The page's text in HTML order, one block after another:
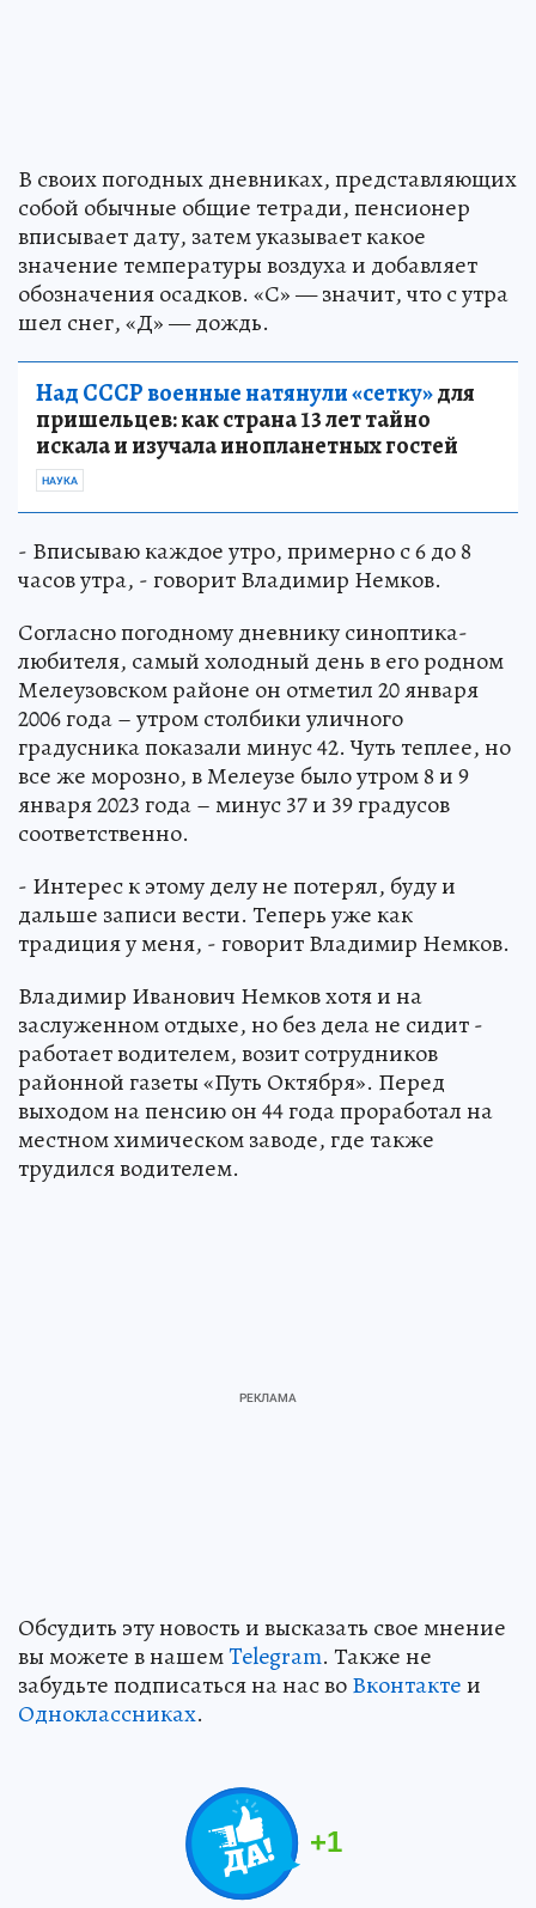
В своих погодных дневниках, представляющих
собой обычные общие тетради, пенсионер
вписывает дату, затем указывает какое
значение температуры воздуха и добавляет
обозначения осадков. «С» — значит, что с утра
шел снег, «Д» — дождь.
Над СССР военные натянули «сетку»для
пришельцев: как страна 13 лет тайно
искала и изучала инопланетных гостей
НАУКА
- Вписываю каждое утро, примерно с 6 до 8
часов утра, - говорит Владимир Немков.
Согласно погодному дневнику синоптика-
любителя, самый холодный день в его родном
Мелеузовском районе он отметил 20 января
2006 года – утром столбики уличного
градусника показали минус 42. Чуть теплее, но
все же морозно, в Мелеузе было утром 8 и 9
января 2023 года – минус 37 и 39 градусов
соответственно.
- Интерес к этому делу не потерял, буду и
дальше записи вести. Теперь уже как
традиция у меня, - говорит Владимир Немков.
Владимир Иванович Немков хотя и на
заслуженном отдыхе, но без дела не сидит -
работает водителем, возит сотрудников
районной газеты «Путь Октября». Перед
выходом на пенсию он 44 года проработал на
местном химическом заводе, где также
трудился водителем.
Обсудить эту новость и высказать свое мнение
вы можете в нашемTelegram. Также не
забудьте подписаться на нас воВконтактеи
Одноклассниках.
+1